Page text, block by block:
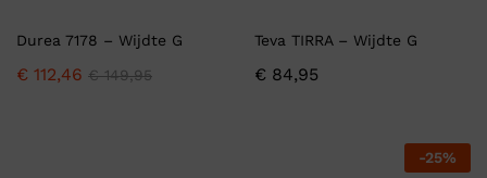
Durea 7178 – Wijdte G
€ 112,46 €149,95
Teva TIRRA – Wijdte G
€ 84,95
-25%